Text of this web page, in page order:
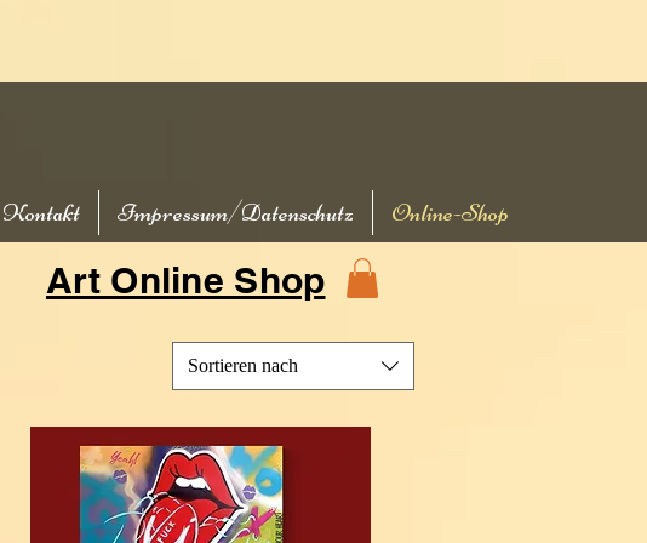
Kontakt Impressum/Datenschutz Online-Shop
Art Online Shop
Sortieren nach